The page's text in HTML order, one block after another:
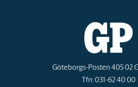
Göteborgs-Posten 405 02
Tfn: 031-62 40 00